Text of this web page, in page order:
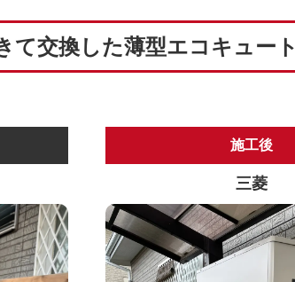
て交換した薄型エコキュート
施工後
三菱